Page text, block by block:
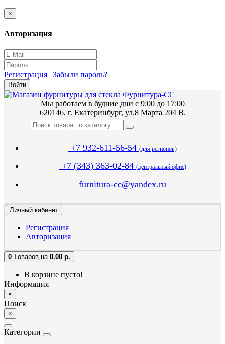
×
Авторизация
Регистрация | Забыли пароль?
Мы работаем в будние дни с 9:00 до 17:00
620146, г. Екатеринбург, ул.8 Марта 204 В.
+7 932-611-56-54 (для регионов)
+7 (343) 363-02-84 (центральный офис)
furnitura-cc@yandex.ru
Личный кабинет
Регистрация
Авторизация
0 Tоваров, на 0.00 р.
В корзине пусто!
Информация
×
Поиск
×
Категории